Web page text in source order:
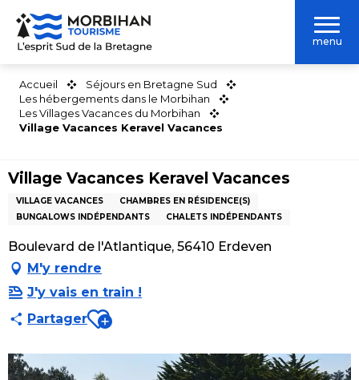
Aller
contenu
menu
Accueil
Séjours en Bretagne Sud
Les hébergements dans le Morbihan
Les Villages Vacances du Morbihan
Village Vacances Keravel Vacances
Village Vacances Keravel Vacances
VILLAGE VACANCES
CHAMBRES EN RÉSIDENCE(S)
BUNGALOWS INDÉPENDANTS
CHALETS INDÉPENDANTS
Boulevard de l'Atlantique, 56410 Erdeven
M'y rendre
J'y vais en train !
PartagerAjouter aux favoris